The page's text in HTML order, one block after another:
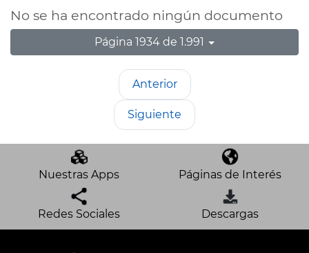
No se ha encontrado ningún documento
Página 1934 de 1.991
Anterior
Siguiente
Nuestras Apps Páginas de Interés
Redes Sociales Descargas